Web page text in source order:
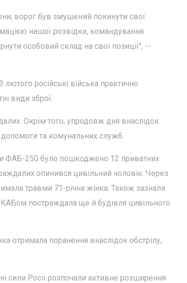
ворог був змушений покинути свої
нашої розвідки, командування
особовий склад на свої позиції", --
лютого російські війська практично
види зброї.
Окрім того, упродовж дня внаслідок
допомоги та комунальних служб.
ФАБ-250 було пошкоджено 12 приватних
опинився цивільний чоловік. Через
травми 71-річна жінка. Також зазнали
постраждала ще й будівля цивільного
отримала поранення внаслідок обстрілу,
сили Росії розпочали активне розширення